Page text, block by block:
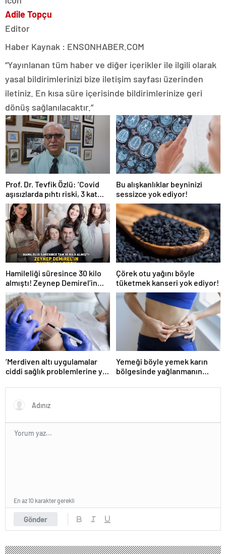
Adile Topçu
Editor
Haber Kaynak : ENSONHABER.COM
“Yayınlanan tüm haber ve diğer içerikler ile ilgili olarak
yasal bildirimlerinizi bize iletişim sayfası üzerinden
iletiniz. En kısa süre içerisinde bildirimlerinize geri
dönüş sağlanılacaktır.”
Prof. Dr. Tevfik Özlü: ‘Covid
aşısızlarda pıhtı riski, 3 kat
daha fazla’
Bu alışkanlıklar beyninizi
sessizce yok ediyor!
Hamileliği süresince 30 kilo
almıştı! Zeynep Demirel’in
zayıflama sırrı! MUCİZEVİ
ETKİ!
Çörek otu yağını böyle
tüketmek kanseri yok ediyor!
‘Merdiven altı uygulamalar
ciddi sağlık problemlerine yol
Yemeği böyle yemek karın
bölgesinde yağlanmanın
Gönder
En az 10 karakter gerekli